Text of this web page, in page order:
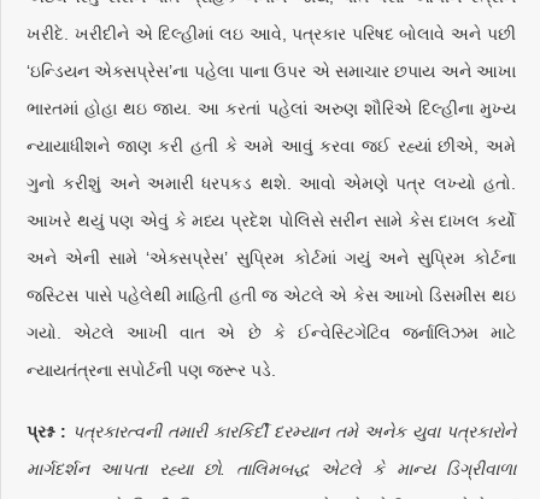
ખરીદે. ખરીદીને એ દિલ્હીમાં લઇ આવે, પત્રકાર પરિષદ બોલાવે અને પછી
‘ઇન્ડિયન એક્સપ્રેસ’ના પહેલા પાના ઉપર એ સમાચાર છપાય અને આખા
ભારતમાં હોહા થઇ જાય. આ કરતાં પહેલાં અરુણ શૌરિએ દિલ્હીના મુખ્ય
ન્યાયાધીશને જાણ કરી હતી કે અમે આવું કરવા જઈ રહ્યાં છીએ, અમે
ગુનો કરીશું અને અમારી ધરપકડ થશે. આવો એમણે પત્ર લખ્યો હતો.
આખરે થયું પણ એવું કે મધ્ય પ્રદેશ પોલિસે સરીન સામે કેસ દાખલ કર્યો
અને એની સામે ‘એક્સપ્રેસ’ સુપ્રિમ કોર્ટમાં ગયું અને સુપ્રિમ કોર્ટના
જસ્ટિસ પાસે પહેલેથી માહિતી હતી જ એટલે એ કેસ આખો ડિસમીસ થઇ
ગયો. એટલે આખી વાત એ છે કે ઈન્વેસ્ટિગેટિવ જર્નાલિઝમ માટે
ન્યાયતંત્રના સપોર્ટની પણ જરૂર પડે.
પ્રશ્ન : પત્રકારત્વની તમારી કારકિર્દી દરમ્યાન તમે અનેક યુવા પત્રકારોને
માર્ગદર્શન આપતા રહ્યા છો. તાલિમબદ્ધ એટલે કે માન્ય ડિગ્રીવાળા